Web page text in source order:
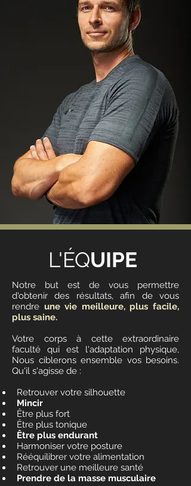
L'ÉQUIPE
Notre but est de vous permettre
d'obtenir des résultats, afin de vous
rendre une vie meilleure, plus facile,
plus saine.
Votre corps à cette extraordinaire
faculté qui est l'adaptation physique,
Nous ciblerons ensemble vos besoins.
Qu'il s'agisse de :
Retrouver votre silhouette
Mincir
Être plus fort
Être plus tonique
Être plus endurant
Harmoniser votre posture
Rééquilibrer votre alimentation
Retrouver une meilleure santé
Prendre de la masse musculaire